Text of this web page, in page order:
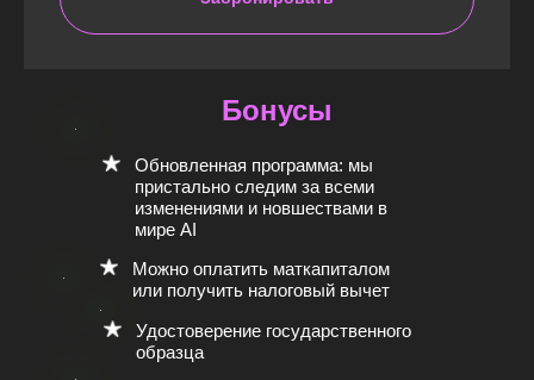
Можно оплатить маткапиталом
или получить налоговый вычет
Удостоверение государственного
образца
Обновленная программа: мы
пристально следим за всеми
изменениями и новшествами в
мире AI
Бонусы